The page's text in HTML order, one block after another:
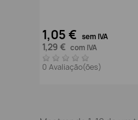
1,05 € sem IVA
1,29 € com IVA
0 Avaliação(ões)